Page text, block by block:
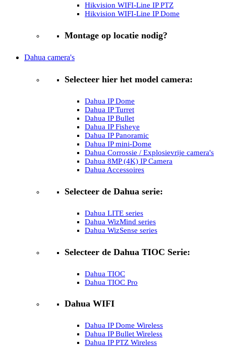
Hikvision WIFI-Line IP PTZ
Hikvision WIFI-Line IP Dome
Montage op locatie nodig?
Dahua camera's
Selecteer hier het model camera:
Dahua IP Dome
Dahua IP Turret
Dahua IP Bullet
Dahua IP Fisheye
Dahua IP Panoramic
Dahua IP mini-Dome
Dahua Corrossie / Explosievrije camera's
Dahua 8MP (4K) IP Camera
Dahua Accessoires
Selecteer de Dahua serie:
Dahua LITE series
Dahua WizMind series
Dahua WizSense series
Selecteer de Dahua TIOC Serie:
Dahua TIOC
Dahua TIOC Pro
Dahua WIFI
Dahua IP Dome Wireless
Dahua IP Bullet Wireless
Dahua IP PTZ Wireless